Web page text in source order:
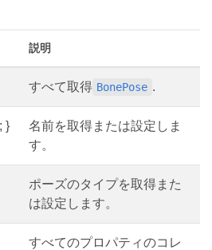
説明
すべて取得 BonePose .
}
名前を取得または設定しま
す。
ポーズのタイプを取得また
は設定します。
すべてのプロパティのコレ